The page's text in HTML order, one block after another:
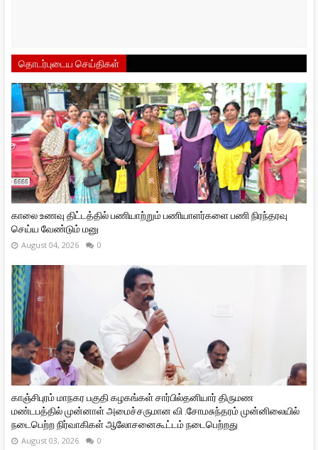
தொடர்புடைய செய்திகள்
காலை உணவு திட்டத்தில் பணியாற்றும் பணியாளர்களை பணி நிரந்தரவு
செய்ய வேண்டும் மனு
August 04, 2026 0
காஞ்சிபுரம் மாநகர பகுதி கழகங்கள் சார்பில்தனியார் திருமண
மண்டபத்தில் முன்னாள் அமைச்சருமான வி ‌.சோமசுந்தரம் முன்னிலையில்
நடைபெற்ற நிர்வாகிகள் ஆலோசனைகூட்டம் நடைபெற்றது
August 03, 2026 0